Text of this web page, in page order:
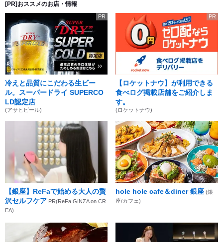
[PR]おススメのお店・情報
PR
冷えと品質にこだわる生ビー
ル。スーパードライ SUPERCO
LD認定店
(アサヒビール)
PR
【ロケットナウ】が利用できる
食べログ掲載店舗をご紹介しま
す。
(ロケットナウ)
【銀座】ReFaで始める大人の贅
沢セルフケア PR(ReFa GINZA on CR
EA)
hole hole cafe＆diner 銀座 (銀
座/カフェ)